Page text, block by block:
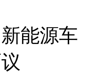
新能源车